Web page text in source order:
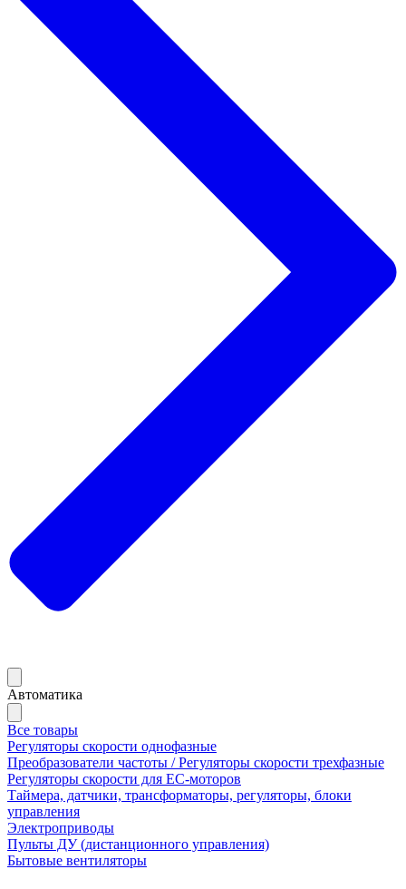
Автоматика
Все товары
Регуляторы скорости однофазные
Преобразователи частоты / Регуляторы скорости трехфазные
Регуляторы скорости для ЕС-моторов
Таймера, датчики, трансформаторы, регуляторы, блоки
управления
Электроприводы
Пульты ДУ (дистанционного управления)
Бытовые вентиляторы